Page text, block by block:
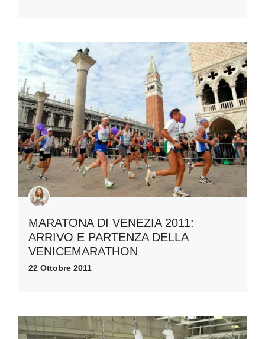
MARATONA DI VENEZIA 2011:
ARRIVO E PARTENZA DELLA
VENICEMARATHON
22 Ottobre 2011